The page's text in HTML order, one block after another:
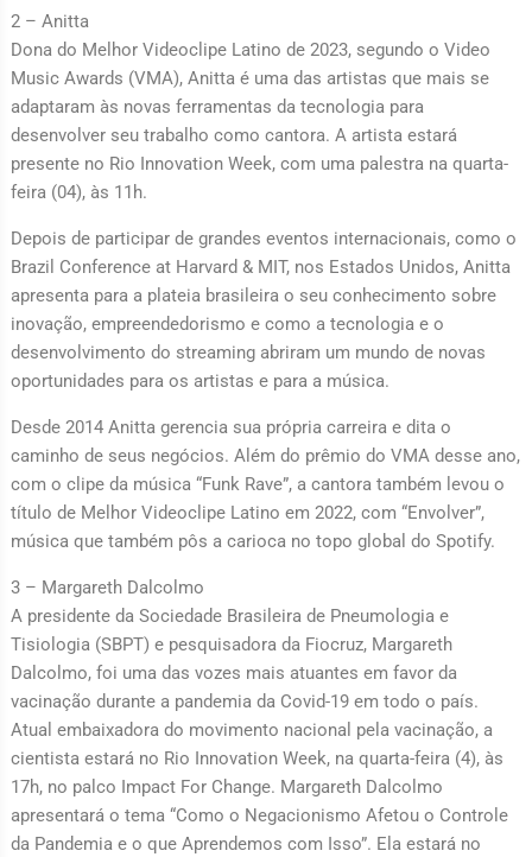
2 – Anitta
Dona do Melhor Videoclipe Latino de 2023, segundo o Video
Music Awards (VMA), Anitta é uma das artistas que mais se
adaptaram às novas ferramentas da tecnologia para
desenvolver seu trabalho como cantora. A artista estará
presente no Rio Innovation Week, com uma palestra na quarta-
feira (04), às 11h.
Depois de participar de grandes eventos internacionais, como o
Brazil Conference at Harvard & MIT, nos Estados Unidos, Anitta
apresenta para a plateia brasileira o seu conhecimento sobre
inovação, empreendedorismo e como a tecnologia e o
desenvolvimento do streaming abriram um mundo de novas
oportunidades para os artistas e para a música.
Desde 2014 Anitta gerencia sua própria carreira e dita o
caminho de seus negócios. Além do prêmio do VMA desse ano,
com o clipe da música “Funk Rave”, a cantora também levou o
título de Melhor Videoclipe Latino em 2022, com “Envolver”,
música que também pôs a carioca no topo global do Spotify.
3 – Margareth Dalcolmo
A presidente da Sociedade Brasileira de Pneumologia e
Tisiologia (SBPT) e pesquisadora da Fiocruz, Margareth
Dalcolmo, foi uma das vozes mais atuantes em favor da
vacinação durante a pandemia da Covid-19 em todo o país.
Atual embaixadora do movimento nacional pela vacinação, a
cientista estará no Rio Innovation Week, na quarta-feira (4), às
17h, no palco Impact For Change. Margareth Dalcolmo
apresentará o tema “Como o Negacionismo Afetou o Controle
da Pandemia e o que Aprendemos com Isso”. Ela estará no